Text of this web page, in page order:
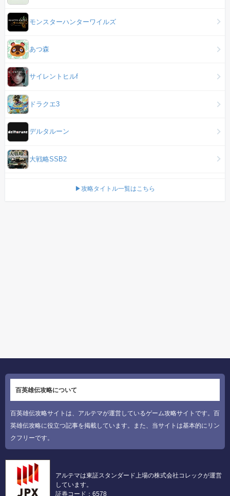
モンスターハンターワイルズ
あつ森
サイレントヒルf
ドラクエ3
デルタルーン
大戦略SSB2
▶攻略タイトル一覧はこちら
百英雄伝攻略について
百英雄伝攻略サイトは、アルテマが運営しているゲーム攻略サイトです。百
英雄伝攻略に役立つ記事を掲載しています。また、当サイトは基本的にリン
クフリーです。
アルテマは東証スタンダード上場の株式会社コレックが運営
しています。
証券コード：6578